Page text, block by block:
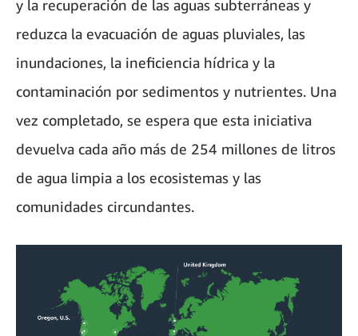
y la recuperación de las aguas subterráneas y
reduzca la evacuación de aguas pluviales, las
inundaciones, la ineficiencia hídrica y la
contaminación por sedimentos y nutrientes. Una
vez completado, se espera que esta iniciativa
devuelva cada año más de 254 millones de litros
de agua limpia a los ecosistemas y las
comunidades circundantes.